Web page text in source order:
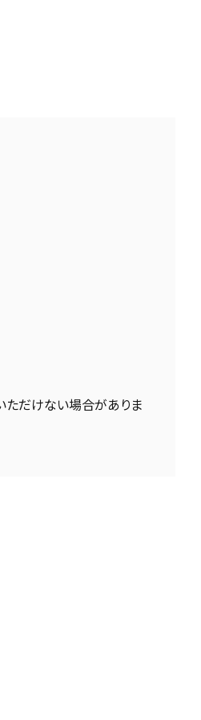
ただけない場合がありま